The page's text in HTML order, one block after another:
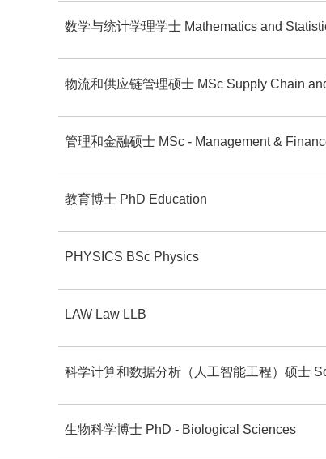
数学与统计学理学士 Mathematics and
管理和金融硕士 MSc - Management &
教育博士 PhD Education
PHYSICS BSc Physics
LAW Law LLB
生物科学博士 PhD - Biological Sciences